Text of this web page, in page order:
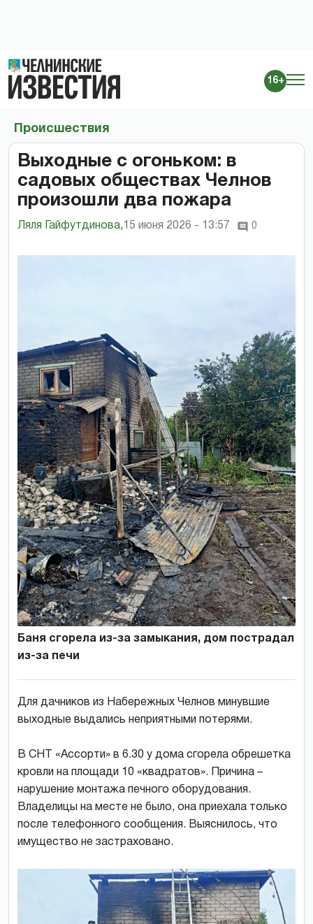
16+
Происшествия
Выходные с огоньком: в
садовых обществах Челнов
произошли два пожара
Ляля Гайфутдинова, 15 июня 2026 - 13:57 0
Баня сгорела из-за замыкания, дом пострадал
из-за печи
Для дачников из Набережных Челнов минувшие
выходные выдались неприятными потерями.
В СНТ «Ассорти» в 6.30 у дома сгорела обрешетка
кровли на площади 10 «квадратов». Причина –
нарушение монтажа печного оборудования.
Владелицы на месте не было, она приехала только
после телефонного сообщения. Выяснилось, что
имущество не застраховано.